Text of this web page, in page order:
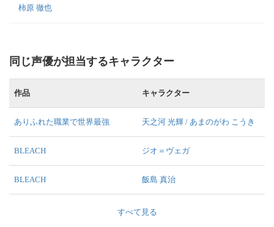
柿原 徹也
同じ声優が担当するキャラクター
作品 キャラクター
ありふれた職業で世界最強 天之河 光輝 / あまのがわ こうき
BLEACH ジオ＝ヴェガ
BLEACH 飯島 真治
すべて見る